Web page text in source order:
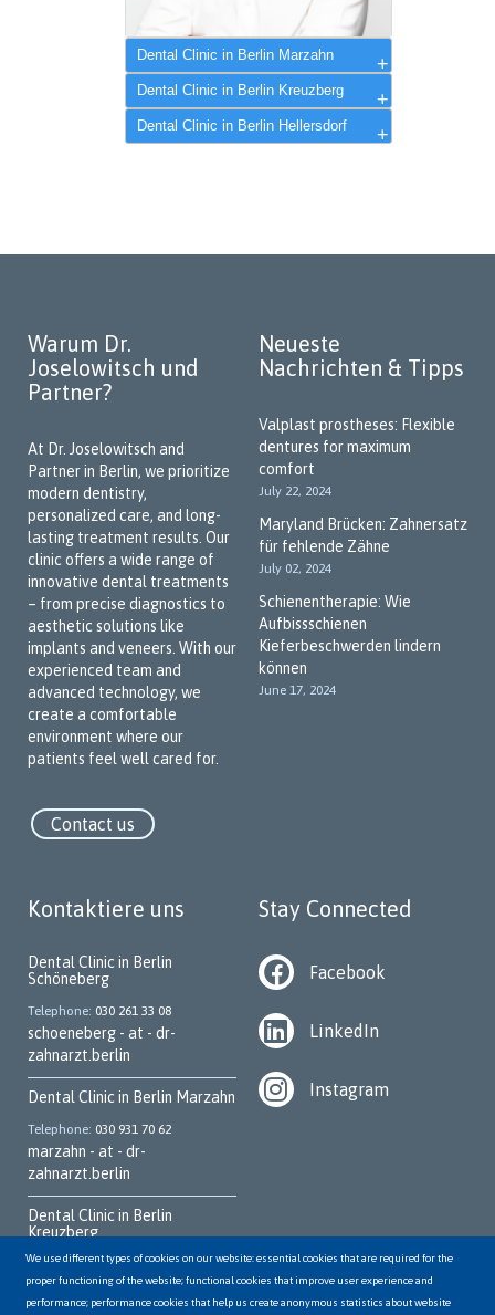
Dr. Alexander Joselowitsch
Dental Clinic in Berlin Marzahn
Dental Clinic in Berlin Kreuzberg
Dental Clinic in Berlin Hellersdorf
Warum Dr.
Joselowitsch und
Partner?
At Dr. Joselowitsch and
Partner in Berlin, we prioritize
modern dentistry,
personalized care, and long-
lasting treatment results. Our
clinic offers a wide range of
innovative dental treatments
– from precise diagnostics to
aesthetic solutions like
implants and veneers. With our
experienced team and
advanced technology, we
create a comfortable
environment where our
patients feel well cared for.
Contact us
Neueste
Nachrichten & Tipps
Valplast prostheses: Flexible
dentures for maximum
comfort
July 22, 2024
Maryland Brücken: Zahnersatz
für fehlende Zähne
July 02, 2024
Schienentherapie: Wie
Aufbissschienen
Kieferbeschwerden lindern
können
June 17, 2024
Kontaktiere uns
Dental Clinic in Berlin
Schöneberg
Telephone 030 261 33 08
schoeneberg - at - dr-
zahnarzt.berlin
Dental Clinic in Berlin Marzahn
Telephone 030 931 70 62
marzahn - at - dr-
zahnarzt.berlin
Dental Clinic in Berlin
Kreuzberg
Telephone 030 252 95 700
kreuzberg - at - dr-
zahnarzt.berlin
Stay Connected
Facebook
LinkedIn
Instagram
We use different types of cookies on our website: essential cookies that are required for the
proper functioning of the website; functional cookies that improve user experience and
performance; performance cookies that help us create anonymous statistics about website